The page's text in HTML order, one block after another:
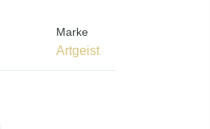
Marke
Artgeist